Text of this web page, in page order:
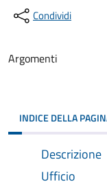
Condividi
Argomenti
INDICE DELLA
Descrizione
Ufficio